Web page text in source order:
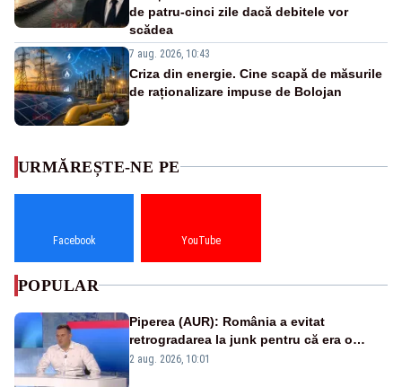
de patru-cinci zile dacă debitele vor
scădea
7 aug. 2026, 10:43
Criza din energie. Cine scapă de măsurile
de raționalizare impuse de Bolojan
URMĂREȘTE-NE PE
Facebook YouTube
POPULAR
Piperea (AUR): România a evitat
retrogradarea la junk pentru că era o
catastrofă pentru bănci și fondurile de
2 aug. 2026, 10:01